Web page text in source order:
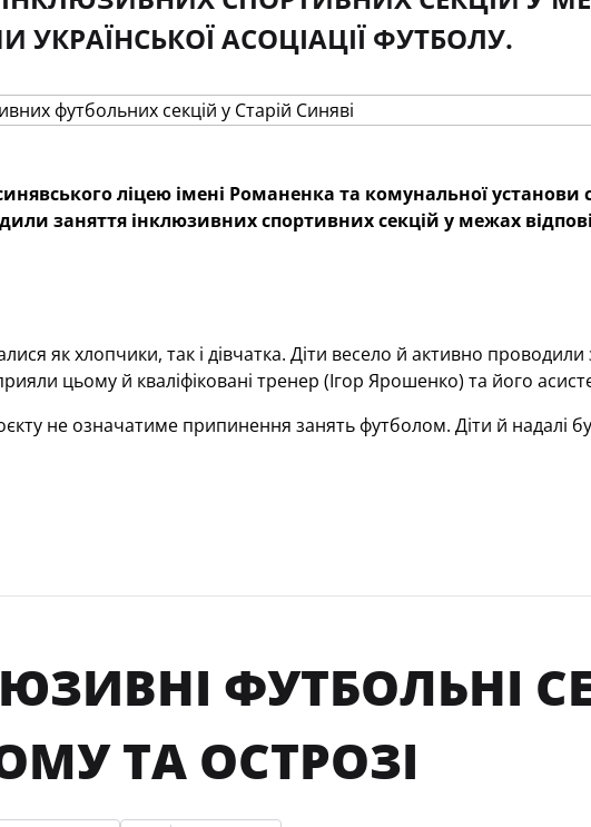
УКРАЇНСЬКОЇ АСОЦІАЦІЇ ФУТБОЛУ.
ліцею імені Романенка та комунальної установи
заняття інклюзивних спортивних секцій у межах
як хлопчики, так і дівчатка. Діти весело й активно
цьому й кваліфіковані тренер (Ігор Ярошенко) та його
не означатиме припинення занять футболом. Діти й надалі
ФУТБОЛЬНІ
ТА ОСТРОЗІ